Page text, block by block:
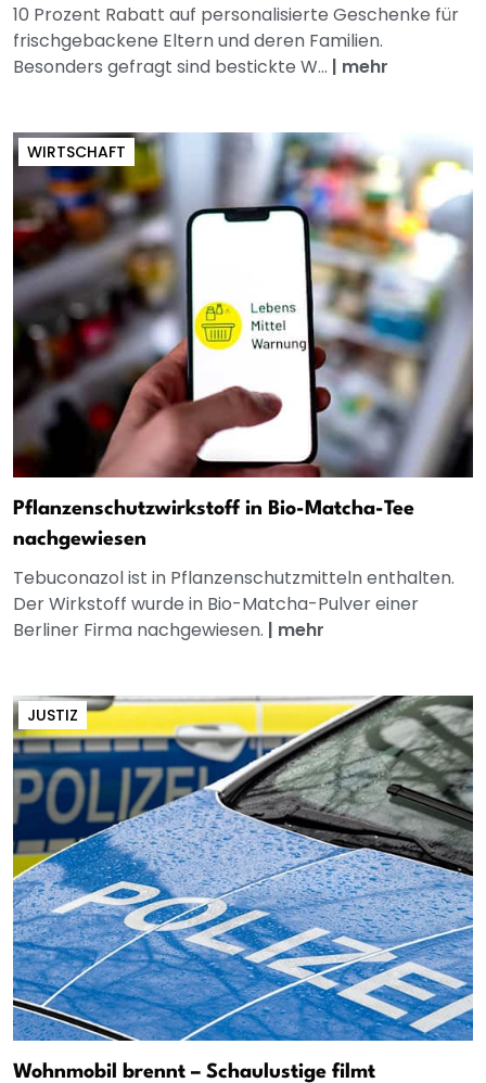
10 Prozent Rabatt auf personalisierte Geschenke für
frischgebackene Eltern und deren Familien.
Besonders gefragt sind bestickte W... | mehr
WIRTSCHAFT
Pflanzenschutzwirkstoff in Bio-Matcha-Tee
nachgewiesen
Tebuconazol ist in Pflanzenschutzmitteln enthalten.
Der Wirkstoff wurde in Bio-Matcha-Pulver einer
Berliner Firma nachgewiesen. | mehr
JUSTIZ
Wohnmobil brennt – Schaulustige filmt